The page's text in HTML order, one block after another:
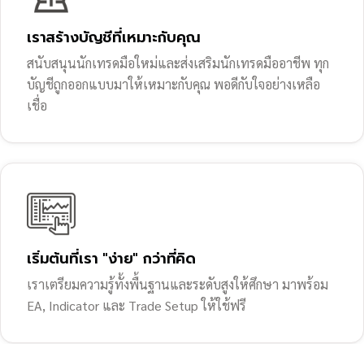
เราสร้างบัญชีที่เหมาะกับคุณ
สนับสนุนนักเทรดมือใหม่และส่งเสริมนักเทรดมืออาชีพ ทุก
บัญชีถูกออกแบบมาให้เหมาะกับคุณ พอดีกับใจอย่างเหลือ
เชื่อ
เริ่มต้นที่เรา "ง่าย" กว่าที่คิด
เราเตรียมความรู้ทั้งพื้นฐานและระดับสูงให้ศึกษา มาพร้อม
EA, Indicator และ Trade Setup ให้ใช้ฟรี